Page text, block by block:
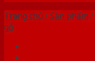
Trang chủ /Sản phẩm /
gỗ